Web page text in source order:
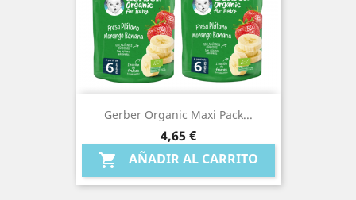
Gerber Organic Maxi Pack...
Precio
4,65 €
 AÑADIR AL CARRITO